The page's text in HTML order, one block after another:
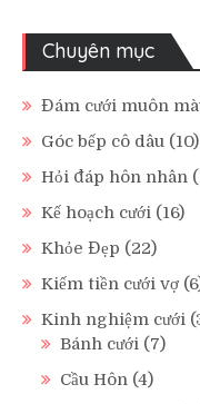
Chuyên mục
Đám cưới muôn
Góc bếp cô dâu (10)
Hỏi đáp hôn nhân
Kế hoạch cưới (16)
Khỏe Đẹp (22)
Kiếm tiền cưới vợ
Kinh nghiệm cưới
Bánh cưới (7)
Cầu Hôn (4)